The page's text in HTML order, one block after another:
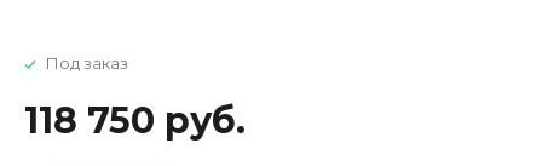
Под заказ
118 750 руб.